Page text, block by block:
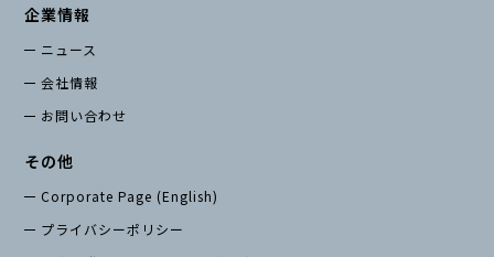
企業情報
ニュース
会社情報
お問い合わせ
その他
Corporate Page (English)
プライバシーポリシー